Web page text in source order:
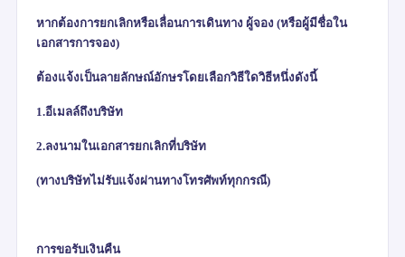
หากต้องการยกเลิกหรือเลื่อนการเดินทาง ผู้จอง (หรือผู้มีชื่อใน
เอกสารการจอง)
ต้องแจ้งเป็นลายลักษณ์อักษรโดยเลือกวิธีใดวิธีหนึ่งดังนี้
1.อีเมลล์ถึงบริษัท
2.ลงนามในเอกสารยกเลิกที่บริษัท
(ทางบริษัทไม่รับแจ้งผ่านทางโทรศัพท์ทุกกรณี)
การขอรับเงินคืน